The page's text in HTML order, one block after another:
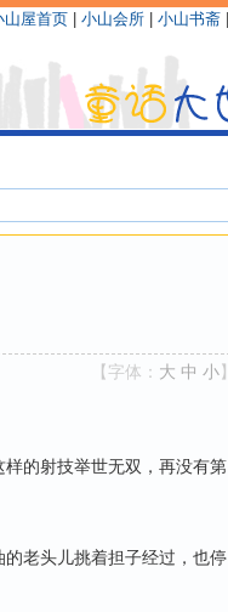
山屋首页 小山会所 小山书斋
【字体： 大 中 小】
的射技举世无双，再没有第
老头儿挑着担子经过，也停